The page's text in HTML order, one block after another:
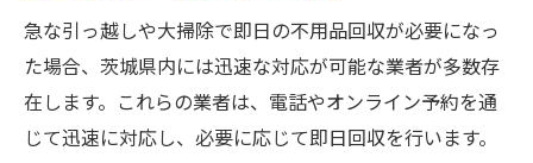
急な引っ越しや大掃除で即日の不用品回収が必要になっ
た場合、茨城県内には迅速な対応が可能な業者が多数存
在します。これらの業者は、電話やオンライン予約を通
じて迅速に対応し、必要に応じて即日回収を行います。